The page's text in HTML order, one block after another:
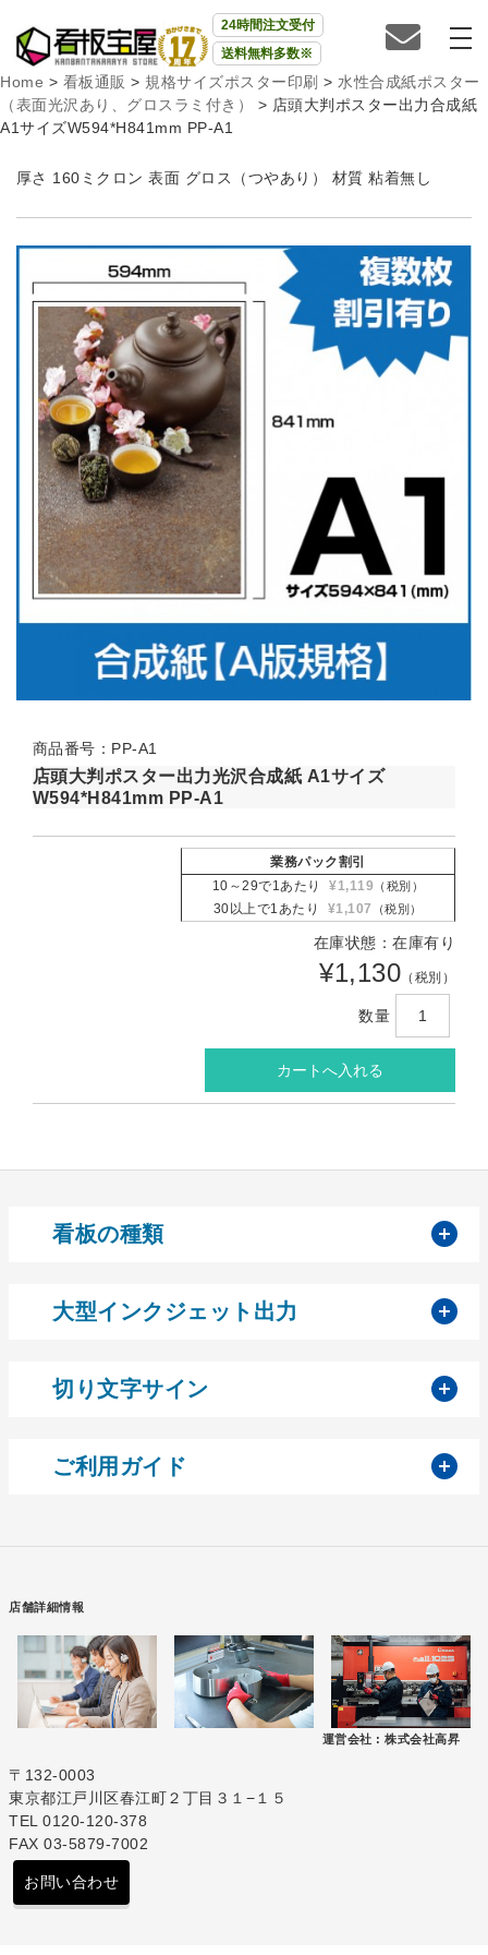
24時間注文受付
送料無料多数※
Home > 看板通販 > 規格サイズポスター印刷 > 水性合成紙ポスター
（表面光沢あり、グロスラミ付き）
> 店頭大判ポスター出力合成紙
A1サイズW594*H841mm PP-A1
厚さ 160ミクロン 表面 グロス（つやあり） 材質 粘着無し
商品番号：PP-A1
店頭大判ポスター出力光沢合成紙 A1サイズ
W594*H841mm PP-A1
業務パック割引
10～29で1あたり
¥1,119 （税別）
30以上で1あたり ¥1,107 （税別）
在庫状態：在庫有り
¥1,130 （税別）
数量
看板の種類
大型インクジェット出力
切り文字サイン
ご利用ガイド
店舗詳細情報
運営会社 : 株式会社高昇
〒132-0003
東京都江戸川区春江町２丁目３１−１５
TEL 0120-120-378
FAX 03-5879-7002
お問い合わせ